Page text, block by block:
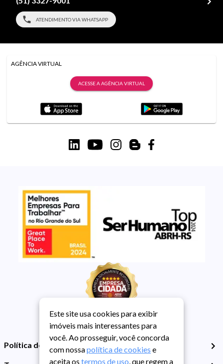
ATENDIMENTO VIA WHATSAPP
AGÊNCIA VIRTUAL
ACESSE A AGÊNCIA VIRTUAL
Política de Privacidade
Este site usa cookies para exibir
imóveis mais interessantes para
você. Ao prosseguir, você concorda
com nossapolítica de cookies e
aceita os termos de uso, que regem a